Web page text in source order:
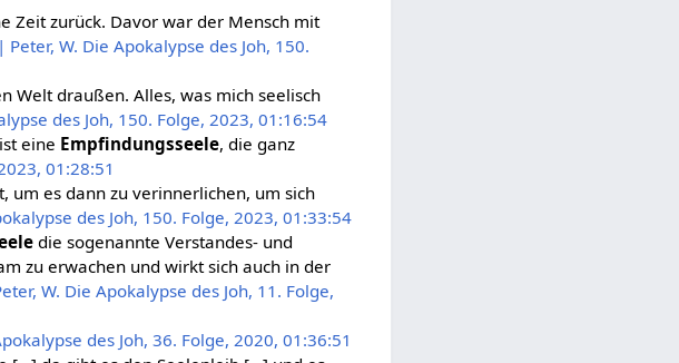
Zeit zurück. Davor war der Mensch mit
| Peter, W. Die Apokalypse des Joh, 150.
Welt draußen. Alles, was mich seelisch
des Joh, 150. Folge, 2023, 01:16:54
eine Empfindungsseele, die ganz
01:28:51
um es dann zu verinnerlichen, um sich
des Joh, 150. Folge, 2023, 01:33:54
die sogenannte Verstandes- und
zu erwachen und wirkt sich auch in der
W. Die Apokalypse des Joh, 11. Folge,
des Joh, 36. Folge, 2020, 01:36:51